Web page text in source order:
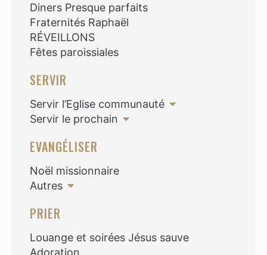
Diners Presque parfaits
Fraternités Raphaël
RÉVEILLONS
Fêtes paroissiales
SERVIR
Servir l’Eglise communauté
Servir le prochain
EVANGÉLISER
Noël missionnaire
Autres
PRIER
Louange et soirées Jésus sauve